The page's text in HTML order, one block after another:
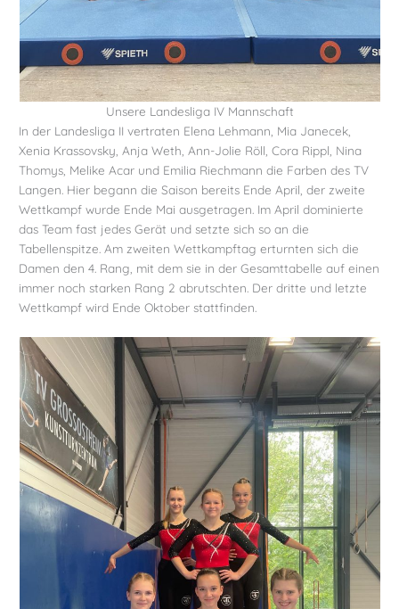
Unsere Landesliga IV Mannschaft
In der Landesliga II vertraten Elena Lehmann, Mia Janecek,
Xenia Krassovsky, Anja Weth, Ann-Jolie Röll, Cora Rippl, Nina
Thomys, Melike Acar und Emilia Riechmann die Farben des TV
Langen. Hier begann die Saison bereits Ende April, der zweite
Wettkampf wurde Ende Mai ausgetragen. Im April dominierte
das Team fast jedes Gerät und setzte sich so an die
Tabellenspitze. Am zweiten Wettkampftag erturnten sich die
Damen den 4. Rang, mit dem sie in der Gesamttabelle auf einen
immer noch starken Rang 2 abrutschten. Der dritte und letzte
Wettkampf wird Ende Oktober stattfinden.